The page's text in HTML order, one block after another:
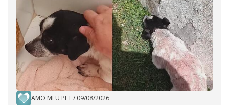
AMO MEU PET/ 09/08/2026